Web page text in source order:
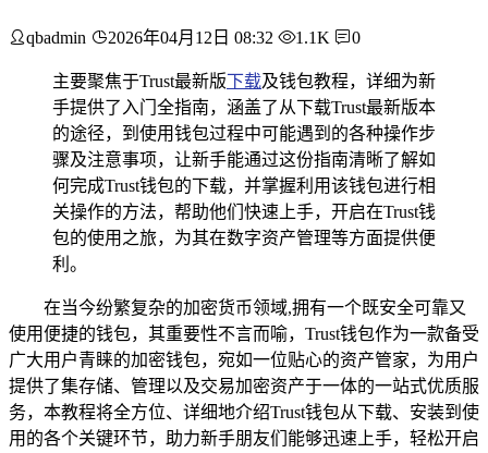
qbadmin 2026年04月12日 08:32 1.1K 0
主要聚焦于Trust最新版下载及钱包教程，详细为新
手提供了入门全指南，涵盖了从下载Trust最新版本
的途径，到使用钱包过程中可能遇到的各种操作步
骤及注意事项，让新手能通过这份指南清晰了解如
何完成Trust钱包的下载，并掌握利用该钱包进行相
关操作的方法，帮助他们快速上手，开启在Trust钱
包的使用之旅，为其在数字资产管理等方面提供便
利。
在当今纷繁复杂的加密货币领域,拥有一个既安全可靠又
使用便捷的钱包，其重要性不言而喻，Trust钱包作为一款备受
广大用户青睐的加密钱包，宛如一位贴心的资产管家，为用户
提供了集存储、管理以及交易加密资产于一体的一站式优质服
务，本教程将全方位、详细地介绍Trust钱包从下载、安装到使
用的各个关键环节，助力新手朋友们能够迅速上手，轻松开启